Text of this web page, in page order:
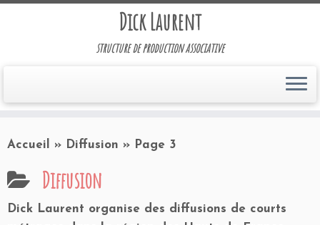
Dick Laurent
structure de production associative
Accueil » Diffusion » Page 3
Diffusion
Dick Laurent organise des diffusions de courts